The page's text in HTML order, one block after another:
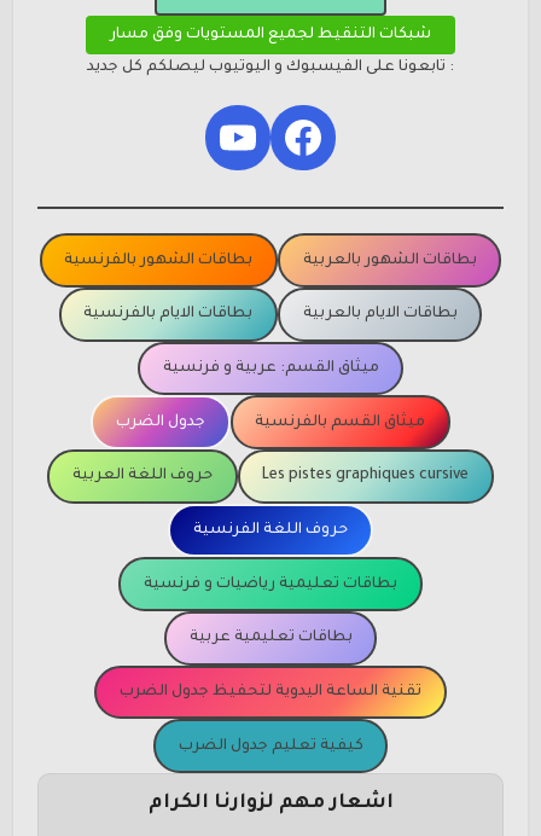
شبكات التنقيط لجميع المستويات وفق مسار
: تابعونا على الفيسبوك و اليوتيوب ليصلكم كل جديد
Facebook
YouTube
بطاقات الشهور بالعربية بطاقات الشهور بالفرنسية
بطاقات الايام بالعربية بطاقات الايام بالفرنسية
ميثاق القسم: عربية و فرنسية
ميثاق القسم بالفرنسية جدول الضرب
Les pistes graphiques cursive حروف اللغة العربية
حروف اللغة الفرنسية
بطاقات تعليمية رياضيات و فرنسية
بطاقات تعليمية عربية
تقنية الساعة اليدوية لتحفيظ جدول الضرب
كيفية تعليم جدول الضرب
اشعار مهم لزوارنا الكرام